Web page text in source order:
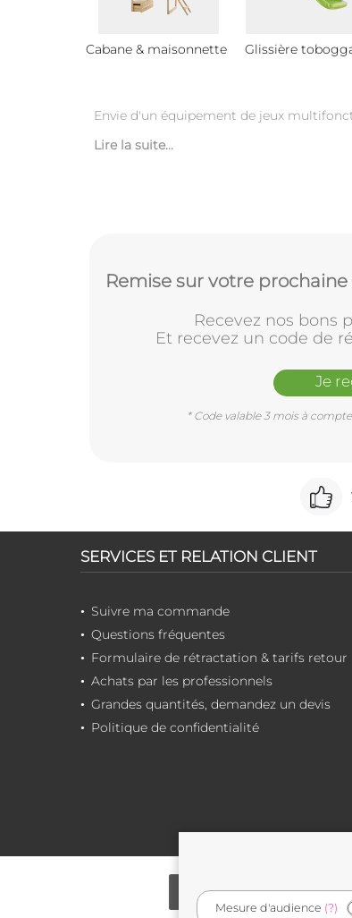
Cabane & maisonnette Glissière
Envie d'un équipement de jeux
Lire la suite...
Remise sur votre
Recevez nos bons
Et recevez un code de
Je
* Code valable 3 mois à
SERVICES ET RELATION CLIENT
Suivre ma commande
Questions fréquentes
Formulaire de rétractation & tarifs retour
Achats par les professionnels
Grandes quantités, demandez un devis
Politique de confidentialité
Mesure d'audience (?)